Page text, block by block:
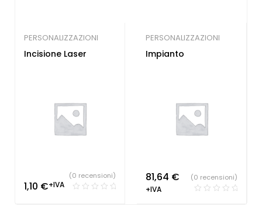
PERSONALIZZAZIONI
Incisione Laser
1,10 €+IVA
(0 recensioni)
PERSONALIZZAZIONI
Impianto
81,64 €
+IVA
(0 recensioni)